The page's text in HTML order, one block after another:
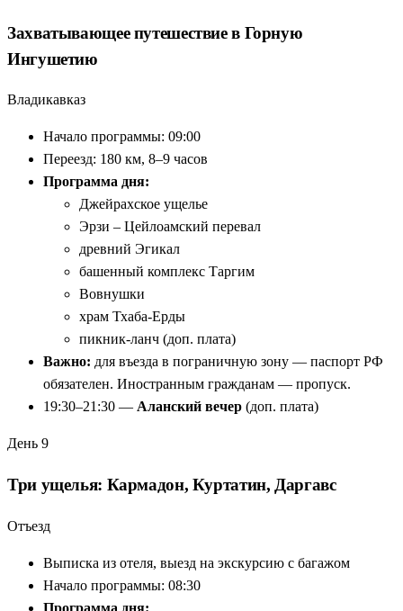
Захватывающее путешествие в Горную
Ингушетию
Владикавказ
Начало программы: 09:00
Переезд: 180 км, 8–9 часов
Программа дня:
Джейрахское ущелье
Эрзи – Цейлоамский перевал
древний Эгикал
башенный комплекс Таргим
Вовнушки
храм Тхаба-Ерды
пикник-ланч (доп. плата)
Важно: для въезда в пограничную зону — паспорт РФ
обязателен. Иностранным гражданам — пропуск.
19:30–21:30 — Аланский вечер (доп. плата)
День 9
Три ущелья: Кармадон, Куртатин, Даргавс
Отъезд
Выписка из отеля, выезд на экскурсию с багажом
Начало программы: 08:30
Программа дня: